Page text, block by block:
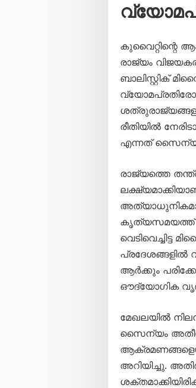
കുവൈറ്റിന്റെ
രാജ്യം
ബാലിസ്റ്റിക്
രീതിയിൽ
എന്നത്
രാജ്യത്തെ
കൃത്യസമയത്ത്
പ്രദേശങ്ങളിൽ
ആർക്കും
ഔദ്യോഗിക
മേഖലയിൽ
സൈന്യം
അറിയിച്ചു.